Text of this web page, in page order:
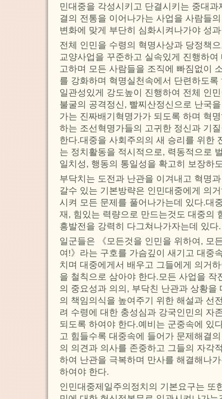
민대중을 각성시키고 단결시키는 중대
결의 전통을 이어나가는 사업을 사람들
변화에 맞게 부단히 심화시켜나가야 성
전체 인민을 수령의 혁명사상과 당정책
교양사업을 꾸준하고 실속있게 진행하
고하며 모든 사람들을 조직에 빠짐없이
를 강화하며 혁명실천속에서 단련하도
일관성있게 강도높이 진행하여 전체 인
불굴의 공격정신, 빨찌산정신으로 난국
가는 진짜배기혁명가가 되도록 하며 혁
하는 조선혁명가들의 고귀한 정신과 기
한다.대중을 사회주의의 새 승리를 위한
는 정치활동을 적시적으로, 력동적으로
일치성, 행동의 통일성을 확고히 보장하
부닥치는 도전과 난관을 이겨내고 혁명
갈수 있는 기본방략은 인민대중에게 의
시켜 모든 문제를 풀어나가는데 있다.대
재, 힘있는 력량으로 만드는것도 대중의
흥발전을 강력히 다그쳐나가자는데 있다.
일군들은 《모든것을 인민을 위하여, 모
여!》라는 구호를 가슴깊이 새기고 대중
치며 대중에게서 배우고 그들에게 의거
을 철칙으로 삼아야 한다.모든 사업을 작
의 중요성과 의의, 부닥친 난관과 상황을
의 책임의식을 높여주기 위한 해설과 선
려 수령에 대한 충성심과 강국인민의 자
되도록 하여야 한다.예비는 군중속에 있
고 힘들수록 대중속에 들어가 문제해결
의 의견과 의사를 존중하고 그들의 자각
하여 난관을 극복하며 만사를 해결해나
하여야 한다.
인민대중제일주의정치의 기본요구는 또